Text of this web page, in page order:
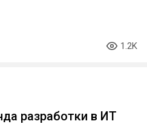
1.2K
разработки в ИТ